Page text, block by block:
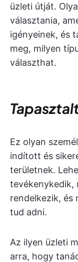
üzleti útját.
választania,
igényeinek, és
meg, milyen
választhat.
Ez olyan
indított és
területnek.
tevékenykedik,
rendelkezik, és
tud adni.
Az ilyen üzleti
arra, hogy